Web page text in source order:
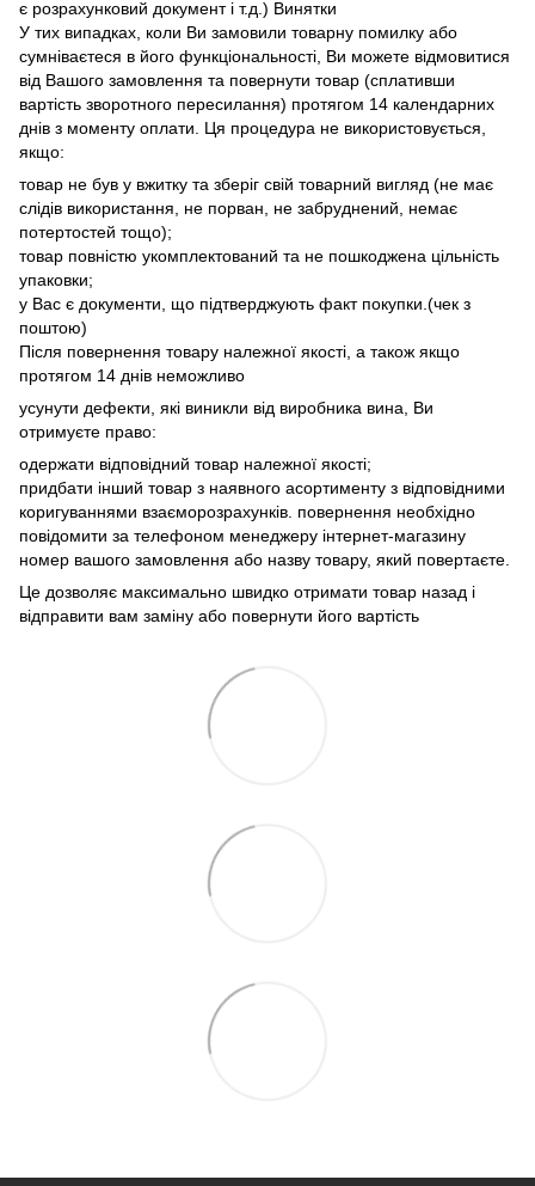
є розрахунковий документ і т.д.) Винятки
У тих випадках, коли Ви замовили товарну помилку або
сумніваєтеся в його функціональності, Ви можете відмовитися
від Вашого замовлення та повернути товар (сплативши
вартість зворотного пересилання) протягом 14 календарних
днів з моменту оплати. Ця процедура не використовується,
якщо:
товар не був у вжитку та зберіг свій товарний вигляд (не має
слідів використання, не порван, не забруднений, немає
потертостей тощо);
товар повністю укомплектований та не пошкоджена цільність
упаковки;
у Вас є документи, що підтверджують факт покупки.(чек з
поштою)
Після повернення товару належної якості, а також якщо
протягом 14 днів неможливо
усунути дефекти, які виникли від виробника вина, Ви
отримуєте право:
одержати відповідний товар належної якості;
придбати інший товар з наявного асортименту з відповідними
коригуваннями взаєморозрахунків. повернення необхідно
повідомити за телефоном менеджеру інтернет-магазину
номер вашого замовлення або назву товару, який повертаєте.
Це дозволяє максимально швидко отримати товар назад і
відправити вам заміну або повернути його вартість